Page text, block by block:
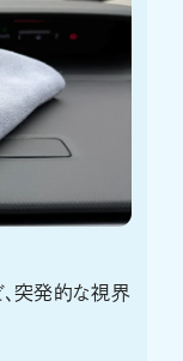
突発的な視界